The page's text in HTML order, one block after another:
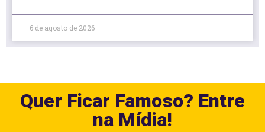
6 de agosto de 2026
Quer Ficar Famoso? Entre
na Mídia!